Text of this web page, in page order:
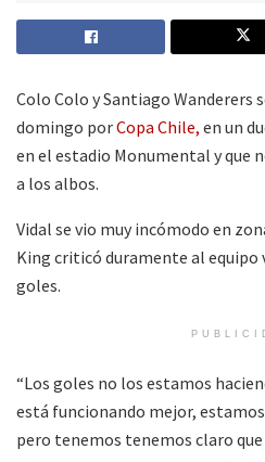
Colo Colo y Santiago Wanderers
domingo porCopa Chile, en un
en el estadio Monumental y que
a los albos.
Vidal se vio muy incómodo en
King criticó duramente al equipo
goles.
“Los goles no los estamos
está funcionando mejor,
pero tenemos tenemos claro